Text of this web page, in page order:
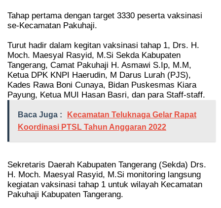
Tahap pertama dengan target 3330 peserta vaksinasi
se-Kecamatan Pakuhaji.
Turut hadir dalam kegitan vaksinasi tahap 1, Drs. H.
Moch. Maesyal Rasyid, M.Si Sekda Kabupaten
Tangerang, Camat Pakuhaji H. Asmawi S.Ip, M.M,
Ketua DPK KNPI Haerudin, M Darus Lurah (PJS),
Kades Rawa Boni Cunaya, Bidan Puskesmas Kiara
Payung, Ketua MUI Hasan Basri, dan para Staff-staff.
Baca Juga :
Kecamatan Teluknaga Gelar Rapat
Koordinasi PTSL Tahun Anggaran 2022
Sekretaris Daerah Kabupaten Tangerang (Sekda) Drs.
H. Moch. Maesyal Rasyid, M.Si monitoring langsung
kegiatan vaksinasi tahap 1 untuk wilayah Kecamatan
Pakuhaji Kabupaten Tangerang.